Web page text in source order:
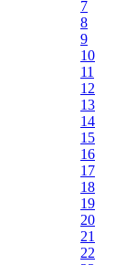
7
8
9
10
11
12
13
14
15
16
17
18
19
20
21
22